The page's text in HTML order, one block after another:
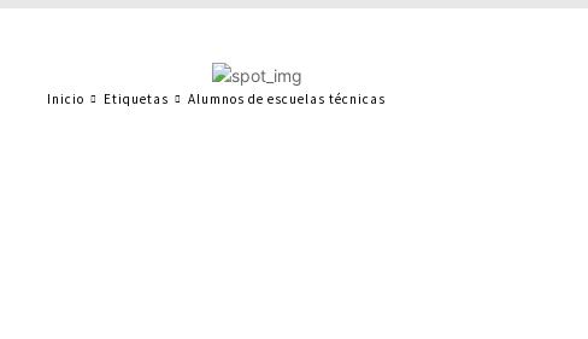
Inicio Etiquetas Alumnos de escuelas técnicas